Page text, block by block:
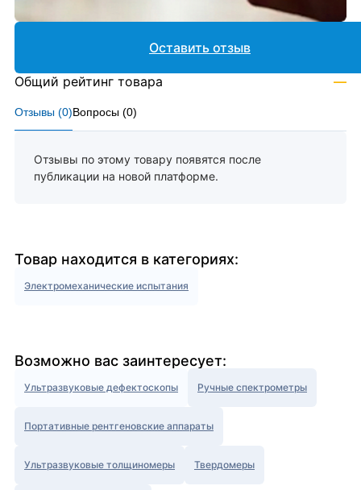
Отзывы (0)Вопросы (0)
Отзывы по этому товару появятся после
публикации на новой платформе.
Оставить отзыв
Общий рейтинг товара —
Товар находится в категориях:
Электромеханические испытания
Возможно вас заинтересует:
Ультразвуковые дефектоскопы Ручные спектрометры
Портативные рентгеновские аппараты
Ультразвуковые толщиномеры Твердомеры